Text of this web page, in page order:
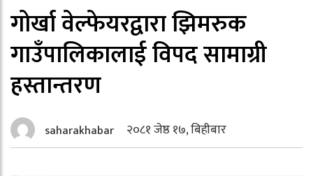
गोर्खा वेल्फेयरद्वारा झिमरुक
गाउँपालिकालाई विपद सामाग्री
हस्तान्तरण
saharakhabar २०८१ जेष्ठ १७, बिहीबार